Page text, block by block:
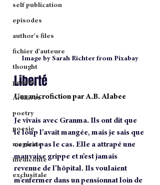
self publication
episodes
author's files
fichier d'auteure
thought
pensée
Archives
poetry
poesie
magazine
inédiconte
exclusitale
Image by Sarah Richter from Pixabay
Liberté
Une microfiction par A.B. Alabee
Je vivais avec Granma. Ils ont dit que
le loup l’avait mangée, mais je sais que
ce n’est pas le cas. Elle a attrapé une
mauvaise grippe et n’est jamais
revenue de l’hôpital. Ils voulaient
m’enfermer dans un pensionnat loin de